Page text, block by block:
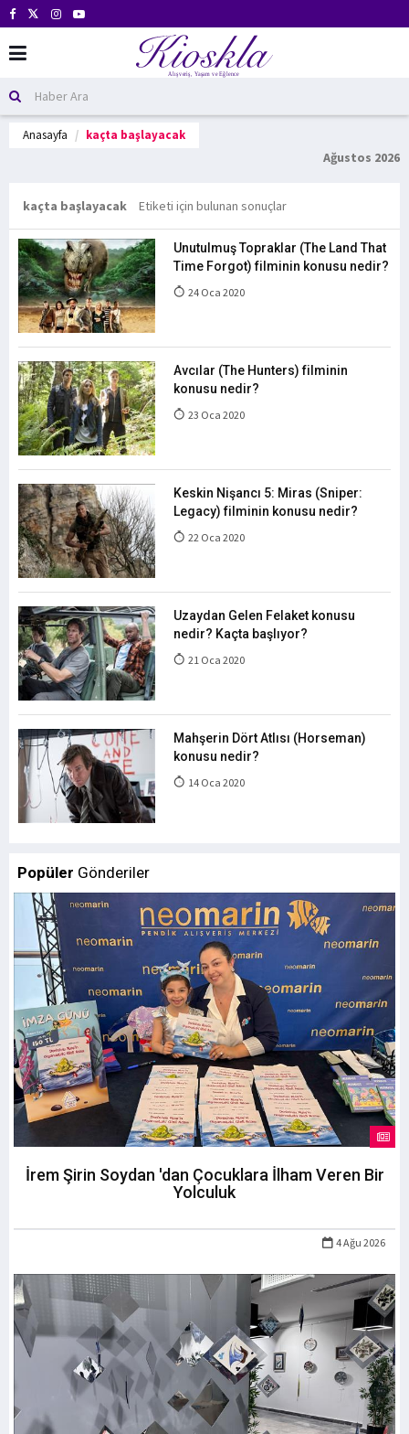
Anasayfa kaçta başlayacak
Ağustos 2026
kaçta başlayacak Etiketi için bulunan sonuçlar
Unutulmuş Topraklar (The Land That
Time Forgot) filminin konusu nedir?
24 Oca 2020
Avcılar (The Hunters) filminin
konusu nedir?
23 Oca 2020
Keskin Nişancı 5: Miras (Sniper:
Legacy) filminin konusu nedir?
22 Oca 2020
Uzaydan Gelen Felaket konusu
nedir? Kaçta başlıyor?
21 Oca 2020
Mahşerin Dört Atlısı (Horseman)
konusu nedir?
14 Oca 2020
Popüler Gönderiler
İrem Şirin Soydan 'dan Çocuklara İlham Veren Bir
Yolculuk
4 Ağu 2026